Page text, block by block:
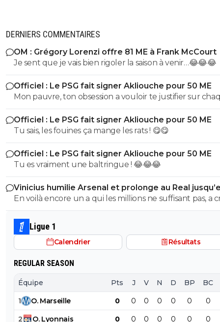
DERNIERS COMMENTAIRES
OM : Grégory Lorenzi offre 81 ME à Frank McCourt
Je sent que je vais bien rigoler la saison à venir…😂😂😂
Officiel : Le PSG fait signer Akliouche pour 50 ME
Mon pauvre, ton obsession a vouloir te justifier sur
commentaire 🤣😂😂 Tu aurais la queue d'un chat qui
de bouche et on t'accuserait de l'avoir mangé que tu
encore....mdr
Officiel : Le PSG fait signer Akliouche pour 50 ME
Tu sais, les fouines ça mange les rats ! 😋😋
Officiel : Le PSG fait signer Akliouche pour 50 ME
Tu es vraiment une baltringue ! 😂😂😂
Vinicius humilie Arsenal et prolonge au Real
2032
En voilà encore un a qui les millions ne suffisant pas, a
sur son club pour en récupérer quelques uns de
mec pareil me pue au nez...Reste au Réal et continue
pourrir le vestiaire !
Ligue 1
Calendrier Résultats
REGULAR SEASON
Équipe Pts J V N D BP BC
1 O. Marseille 0 0 0 0 0 0 0
2 O. Lyonnais 0 0 0 0 0 0 0